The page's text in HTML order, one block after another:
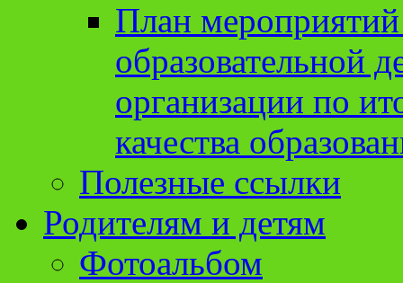
План
образовательной
организации по
качества
Полезные ссылки
Родителям и детям
Фотоальбом